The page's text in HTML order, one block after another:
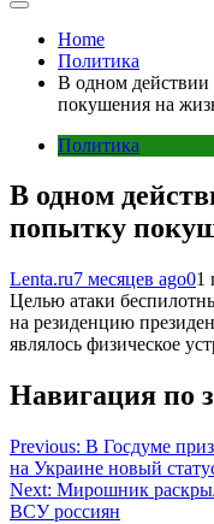
Home
Политика
В одном
покушения на
Политика
В одном
попытку
Lenta.ru7 месяцев ago01
Целью атаки
на резиденцию
являлось физическое
Навигация по
Previous: В Госдуме
на Украине новый
Next: Мирошник
ВСУ россиян